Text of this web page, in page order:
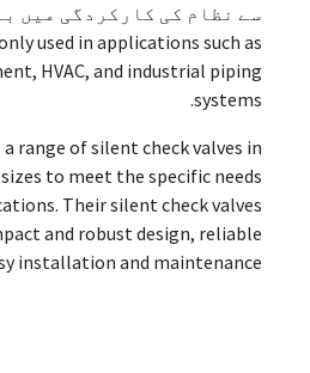
سے نظام کی کارکردگی میں
used in applications such as
, HVAC, and industrial piping
systems
.
a range of silent check valves in
to meet the specific needs
. Their silent check valves
and robust design, reliable
installation and maintenance